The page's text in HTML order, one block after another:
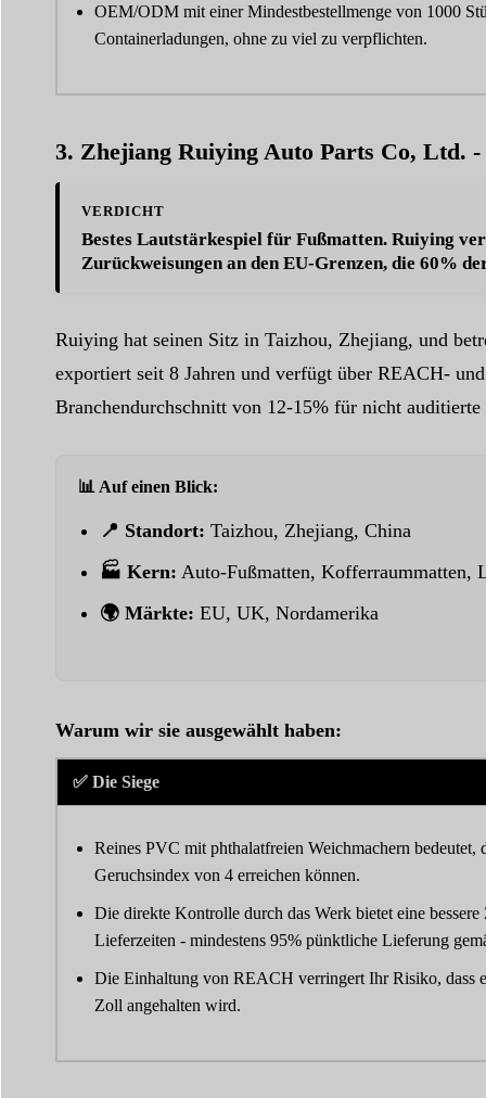
OEM/ODM mit einer Mindestbestellmenge von 1000
Containerladungen, ohne zu viel zu verpflichten.
3. Zhejiang Ruiying Auto Parts Co, Ltd.
VERDICHT
Bestes Lautstärkespiel für Fußmatten. Ruiying
Zurückweisungen an den EU-Grenzen, die 60%
Ruiying hat seinen Sitz in Taizhou, Zhejiang, und
exportiert seit 8 Jahren und verfügt über REACH-
Branchendurchschnitt von 12-15% für nicht auditierte
📊 Auf einen Blick:
📍 Standort: Taizhou, Zhejiang, China
🏭 Kern: Auto-Fußmatten, Kofferraummatten,
🌍 Märkte: EU, UK, Nordamerika
Warum wir sie ausgewählt haben:
✅ Die Siege
Reines PVC mit phthalatfreien Weichmachern bedeutet,
Geruchsindex von 4 erreichen können.
Die direkte Kontrolle durch das Werk bietet eine
Lieferzeiten - mindestens 95% pünktliche Lieferung
Die Einhaltung von REACH verringert Ihr Risiko, dass
Zoll angehalten wird.